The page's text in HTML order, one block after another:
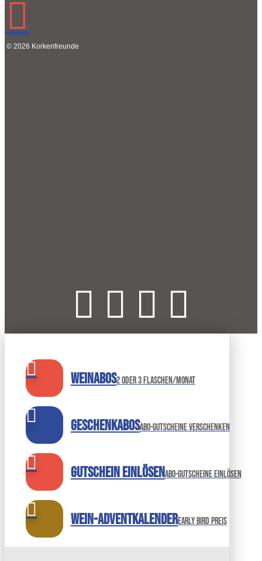
© 2026 Korkenfreunde
Weinabos2 oder 3 Flaschen/Monat
GeschenkabosAbo-Gutscheine verschenken
Gutschein einlösenabo-gutscheine einlösen
Wein-AdventkalenderEarly bird preis